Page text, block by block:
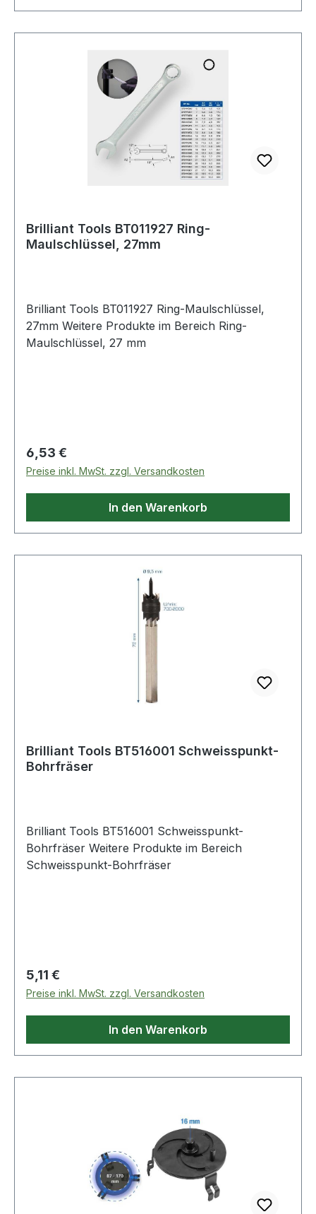
Brilliant Tools BT011927 Ring-
Maulschlüssel, 27mm
Brilliant Tools BT011927 Ring-Maulschlüssel,
27mm Weitere Produkte im Bereich Ring-
Maulschlüssel, 27 mm
Regulärer Preis:
6,53 €
Preise inkl. MwSt. zzgl. Versandkosten
In den Warenkorb
Brilliant Tools BT516001 Schweisspunkt-
Bohrfräser
Brilliant Tools BT516001 Schweisspunkt-
Bohrfräser Weitere Produkte im Bereich
Schweisspunkt-Bohrfräser
Regulärer Preis:
5,11 €
Preise inkl. MwSt. zzgl. Versandkosten
In den Warenkorb